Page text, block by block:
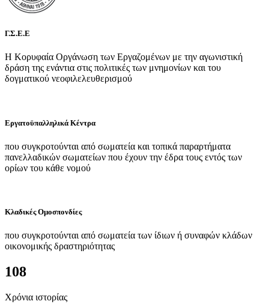
Γ.Σ.Ε.Ε
Η Κορυφαία Οργάνωση των Εργαζομένων με την αγωνιστική
δράση της ενάντια στις πολιτικές των μνημονίων και του
δογματικού νεοφιλελευθερισμού
Εργατοϋπαλληλικά Κέντρα
που συγκροτούνται από σωματεία και τοπικά παραρτήματα
πανελλαδικών σωματείων που έχουν την έδρα τους εντός των
ορίων του κάθε νομού
Κλαδικές Ομοσπονδίες
που συγκροτούνται από σωματεία των ίδιων ή συναφών κλάδων
οικονομικής δραστηριότητας
108
Χρόνια ιστορίας